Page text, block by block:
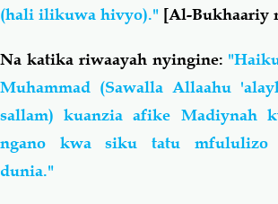
(hali ilikuwa hivyo)." [Al-Bukhaariy
Na katika riwaayah nyingine:
Muhammad (Sawalla Allaahu
sallam) kuanzia afike Madiynah
ngano kwa siku tatu mfululizo
dunia."